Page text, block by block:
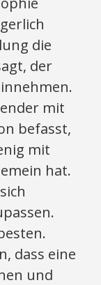
die
der
mit
befasst,
mit
hat.
dass eine
und